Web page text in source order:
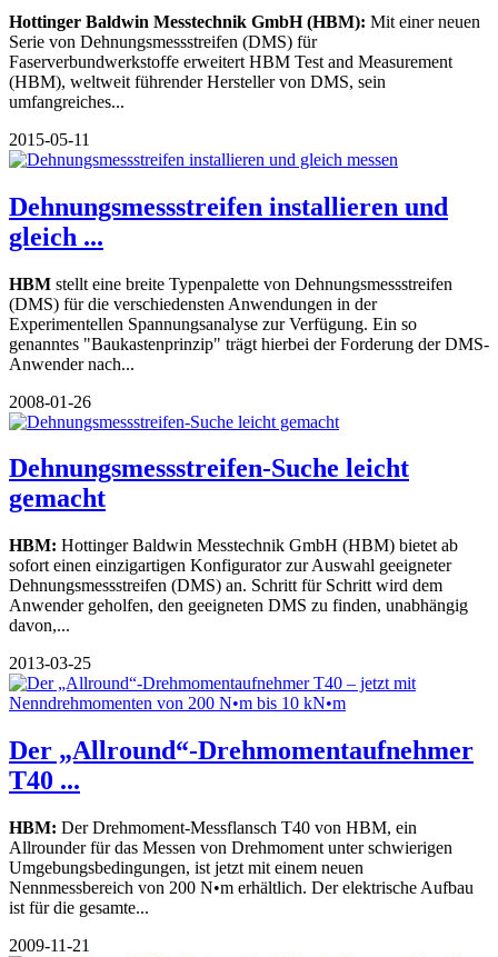
Hottinger Baldwin Messtechnik GmbH (HBM): Mit einer neuen
Serie von Dehnungsmessstreifen (DMS) für
Faserverbundwerkstoffe erweitert HBM Test and Measurement
(HBM), weltweit führender Hersteller von DMS, sein
umfangreiches...
2015-05-11
Dehnungsmessstreifen installieren und
gleich ...
HBM stellt eine breite Typenpalette von Dehnungsmessstreifen
(DMS) für die verschiedensten Anwendungen in der
Experimentellen Spannungsanalyse zur Verfügung. Ein so
genanntes "Baukastenprinzip" trägt hierbei der Forderung der DMS-
Anwender nach...
2008-01-26
Dehnungsmessstreifen-Suche leicht
gemacht
HBM: Hottinger Baldwin Messtechnik GmbH (HBM) bietet ab
sofort einen einzigartigen Konfigurator zur Auswahl geeigneter
Dehnungsmessstreifen (DMS) an. Schritt für Schritt wird dem
Anwender geholfen, den geeigneten DMS zu finden, unabhängig
davon,...
2013-03-25
Der „Allround“-Drehmomentaufnehmer
T40 ...
HBM: Der Drehmoment-Messflansch T40 von HBM, ein
Allrounder für das Messen von Drehmoment unter schwierigen
Umgebungsbedingungen, ist jetzt mit einem neuen
Nennmessbereich von 200 N•m erhältlich. Der elektrische Aufbau
ist für die gesamte...
2009-11-21